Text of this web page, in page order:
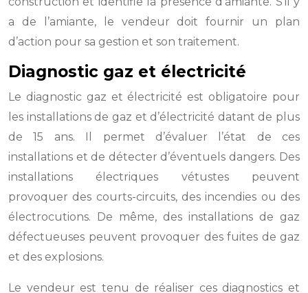
a de l’amiante, le vendeur doit fournir un plan
d’action pour sa gestion et son traitement.
Diagnostic gaz et électricité
Le diagnostic gaz et électricité est obligatoire pour
les installations de gaz et d’électricité datant de plus
de 15 ans. Il permet d’évaluer l’état de ces
installations et de détecter d’éventuels dangers. Des
installations électriques vétustes peuvent
provoquer des courts-circuits, des incendies ou des
électrocutions. De même, des installations de gaz
défectueuses peuvent provoquer des fuites de gaz
et des explosions.
Le vendeur est tenu de réaliser ces diagnostics et